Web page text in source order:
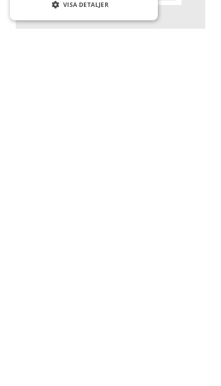
VISA DETALJER